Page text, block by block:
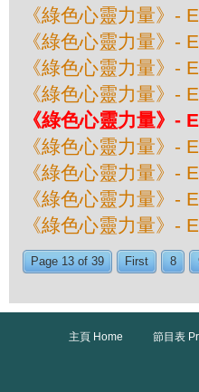
《綠色心靈力量》-
《綠色心靈力量》-
《綠色心靈力量》-
《綠色心靈力量》-
《綠色心靈力量》-
《綠色心靈力量》-
《綠色心靈力量》-
《綠色心靈力量》-
《綠色心靈力量》-
Page 13 of 39 First 8
主頁 Home 節目表